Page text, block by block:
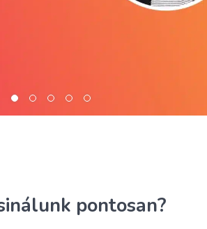
pontosan?